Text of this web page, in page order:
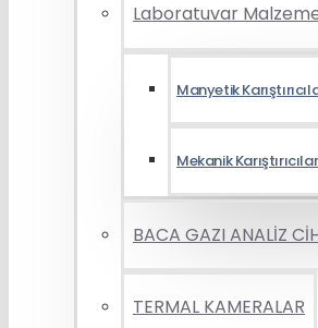
Laboratuvar
Manyetik
Mekanik Karıştırıcılar
BACA GAZI ANALİZ
TERMAL KAMERALAR